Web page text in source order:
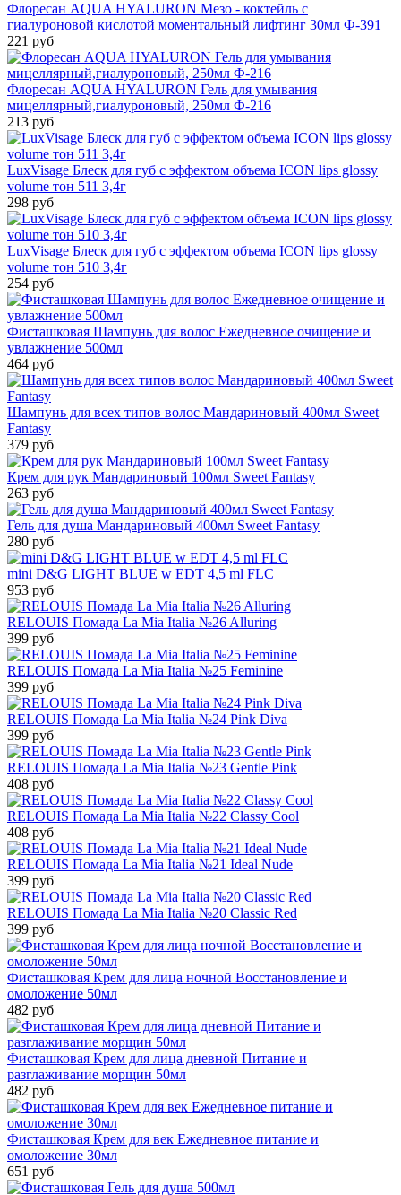
Флоресан AQUA HYALURON Мезо - коктейль с
гиалуроновой кислотой моментальный лифтинг 30мл Ф-391
221 руб
Флоресан AQUA HYALURON Гель для умывания
мицеллярный,гиалуроновый, 250мл Ф-216
213 руб
LuxVisage Блеск для губ с эффектом объема ICON lips glossy
volume тон 511 3,4г
298 руб
LuxVisage Блеск для губ с эффектом объема ICON lips glossy
volume тон 510 3,4г
254 руб
Фисташковая Шампунь для волос Ежедневное очищение и
увлажнение 500мл
464 руб
Шампунь для всех типов волос Мандариновый 400мл Sweet
Fantasy
379 руб
Крем для рук Мандариновый 100мл Sweet Fantasy
263 руб
Гель для душа Мандариновый 400мл Sweet Fantasy
280 руб
mini D&G LIGHT BLUE w EDT 4,5 ml FLC
953 руб
RELOUIS Помада La Mia Italia №26 Alluring
399 руб
RELOUIS Помада La Mia Italia №25 Feminine
399 руб
RELOUIS Помада La Mia Italia №24 Pink Diva
399 руб
RELOUIS Помада La Mia Italia №23 Gentle Pink
408 руб
RELOUIS Помада La Mia Italia №22 Classy Cool
408 руб
RELOUIS Помада La Mia Italia №21 Ideal Nude
399 руб
RELOUIS Помада La Mia Italia №20 Classic Red
399 руб
Фисташковая Крем для лица ночной Восстановление и
омоложение 50мл
482 руб
Фисташковая Крем для лица дневной Питание и
разглаживание морщин 50мл
482 руб
Фисташковая Крем для век Ежедневное питание и
омоложение 30мл
651 руб